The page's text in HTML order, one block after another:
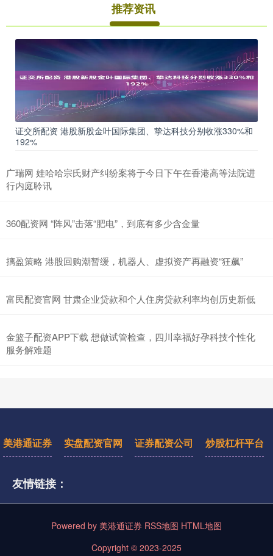
推荐资讯
证交所配资 港股新股金叶国际集团、挚达科技分别收涨330%和
192%
广瑞网 娃哈哈宗氏财产纠纷案将于今日下午在香港高等法院进
行内庭聆讯
360配资网 “阵风”击落“肥电”，到底有多少含金量
摛盈策略 港股回购潮暂缓，机器人、虚拟资产再融资“狂飙”
富民配资官网 甘肃企业贷款和个人住房贷款利率均创历史新低
金篮子配资APP下载 想做试管检查，四川幸福好孕科技个性化
服务解难题
美港通证券 实盘配资官网 证券配资公司 炒股杠杆平台
友情链接：
Powered by 美港通证券 RSS地图 HTML地图
Copyright © 2023-2025